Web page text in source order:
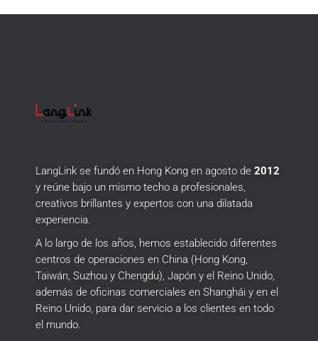
LangLink se fundó en Hong Kong en agosto de 2012
y reúne bajo un mismo techo a profesionales,
creativos brillantes y expertos con una dilatada
experiencia.
A lo largo de los años, hemos establecido diferentes
centros de operaciones en China (Hong Kong,
Taiwán, Suzhou y Chengdu), Japón y el Reino Unido,
además de oficinas comerciales en Shanghái y en el
Reino Unido, para dar servicio a los clientes en todo
el mundo.